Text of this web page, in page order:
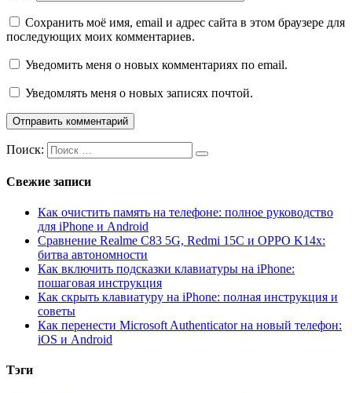
Сохранить моё имя, email и адрес сайта в этом браузере для
последующих моих комментариев.
Уведомить меня о новых комментариях по email.
Уведомлять меня о новых записях почтой.
Поиск:
Свежие записи
Как очистить память на телефоне: полное руководство
для iPhone и Android
Сравнение Realme C83 5G, Redmi 15C и OPPO K14x:
битва автономности
Как включить подсказки клавиатуры на iPhone:
пошаговая инструкция
Как скрыть клавиатуру на iPhone: полная инструкция и
советы
Как перенести Microsoft Authenticator на новый телефон:
iOS и Android
Тэги